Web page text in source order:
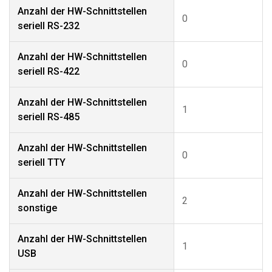
Anzahl der HW-Schnittstellen
seriell RS-232
0
Anzahl der HW-Schnittstellen
seriell RS-422
0
Anzahl der HW-Schnittstellen
seriell RS-485
1
Anzahl der HW-Schnittstellen
seriell TTY
0
Anzahl der HW-Schnittstellen
sonstige
2
Anzahl der HW-Schnittstellen
USB
1